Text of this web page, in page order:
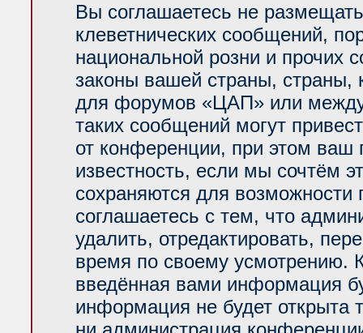
Вы соглашаетесь не
клеветнических сообщений,
национальной розни и прочих
законы вашей страны, страны,
для форумов «ЦАП» или
таких сообщений могут
от конференции, при этом ваш
известность, если мы сочтём
сохраняются для возможности
соглашаетесь с тем, что
удалить, отредактировать,
время по своему усмотрению.
введённая вами информация
информация не будет открыта